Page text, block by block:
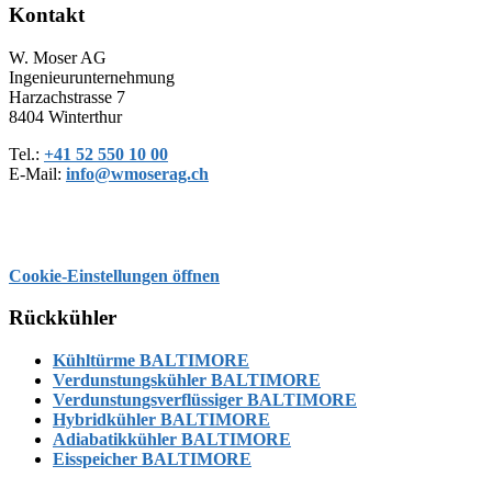
Footer
Kontakt
W. Moser AG
Ingenieurunternehmung
Harzachstrasse 7
8404 Winterthur
Tel.: +41 52 550 10 00
E-Mail: info@wmoserag.ch
Cookie-Einstellungen öffnen
Rückkühler
Kühltürme BALTIMORE
Verdunstungskühler BALTIMORE
Verdunstungsverflüssiger BALTIMORE
Hybridkühler BALTIMORE
Adiabatikkühler BALTIMORE
Eisspeicher BALTIMORE